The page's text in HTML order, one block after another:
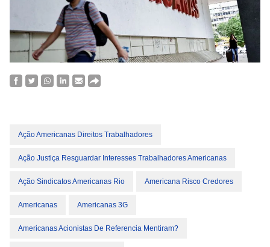
Ação Americanas Direitos Trabalhadores
Ação Justiça Resguardar Interesses Trabalhadores Americanas
Ação Sindicatos Americanas Rio Americana Risco Credores
Americanas Americanas 3G
Americanas Acionistas De Referencia Mentiram?